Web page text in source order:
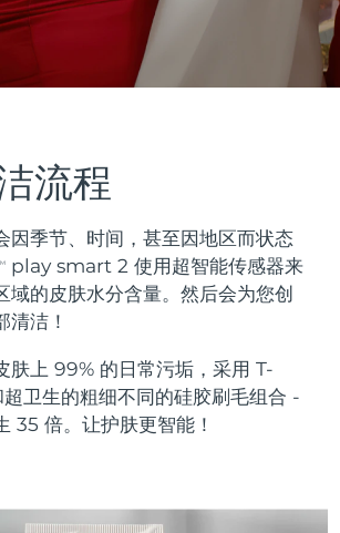
流程
因季节、时间，甚至因地区而状态
play smart 2 使用超智能传感器来
域的皮肤水分含量。然后会为您创
清洁！
肤上 99% 的日常污垢，采用 T-
超卫生的粗细不同的硅胶刷毛组合 -
35 倍。让护肤更智能！
4 套装
aging massage
4 Plus
4 Men
紧致提拉
2 套装
toning
2 go
2 eyes & lips
3 套装
口腔护理
4
NEW
预计送达日期8/10/26
哥维那 预计送达日期 8/13/26
预计送达日期